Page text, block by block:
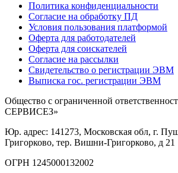
Политика конфиденциальности
Согласие на обработку ПД
Условия пользования платформой
Оферта для работодателей
Оферта для соискателей
Согласие на рассылки
Свидетельство о регистрации ЭВМ
Выписка гос. регистрации ЭВМ
Общество с ограниченной
СЕРВИСЕЗ»
Юр. адрес: 141273, Московская обл, г.
Григорково, тер. Вишни-Григорково, д 21
ОГРН 1245000132002